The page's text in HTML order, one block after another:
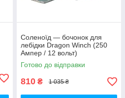
Соленоїд — бочонок для
лебідки Dragon Winch (250
Ампер / 12 вольт)
Готово до відправки
810 ₴ 1 035 ₴